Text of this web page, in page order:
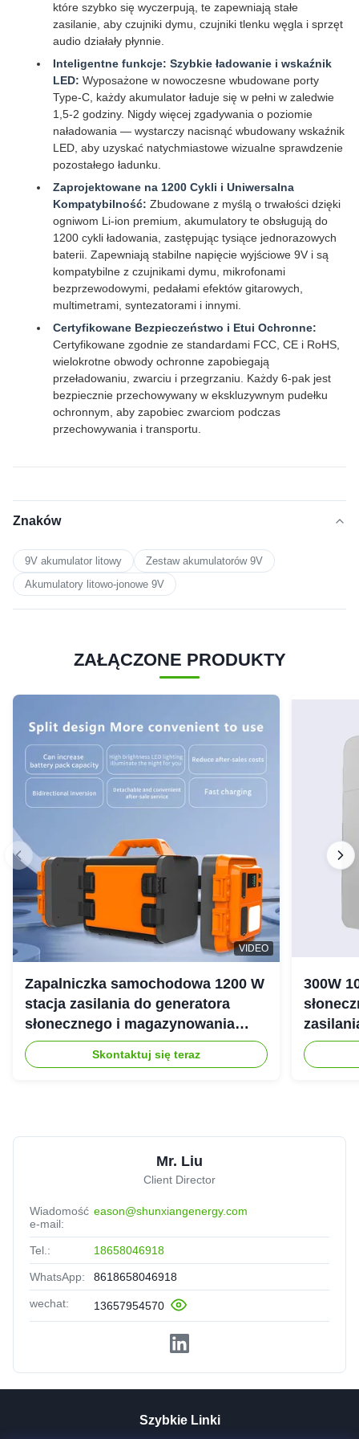
które szybko się wyczerpują, te zapewniają stałe
zasilanie, aby czujniki dymu, czujniki tlenku węgla i sprzęt
audio działały płynnie.
Inteligentne funkcje: Szybkie ładowanie i wskaźnik
LED: Wyposażone w nowoczesne wbudowane porty
Type-C, każdy akumulator ładuje się w pełni w zaledwie
1,5-2 godziny. Nigdy więcej zgadywania o poziomie
naładowania — wystarczy nacisnąć wbudowany wskaźnik
LED, aby uzyskać natychmiastowe wizualne sprawdzenie
pozostałego ładunku.
Zaprojektowane na 1200 Cykli i Uniwersalna
Kompatybilność: Zbudowane z myślą o trwałości dzięki
ogniwom Li-ion premium, akumulatory te obsługują do
1200 cykli ładowania, zastępując tysiące jednorazowych
baterii. Zapewniają stabilne napięcie wyjściowe 9V i są
kompatybilne z czujnikami dymu, mikrofonami
bezprzewodowymi, pedałami efektów gitarowych,
multimetrami, syntezatorami i innymi.
Certyfikowane Bezpieczeństwo i Etui Ochronne:
Certyfikowane zgodnie ze standardami FCC, CE i RoHS,
wielokrotne obwody ochronne zapobiegają
przeładowaniu, zwarciu i przegrzaniu. Każdy 6-pak jest
bezpiecznie przechowywany w ekskluzywnym pudełku
ochronnym, aby zapobiec zwarciom podczas
przechowywania i transportu.
Znaków
9V akumulator litowy
Zestaw akumulatorów 9V
Akumulatory litowo-jonowe 9V
ZAŁĄCZONE PRODUKTY
VIDEO
Zapalniczka samochodowa 1200 W
stacja zasilania do generatora
słonecznego i magazynowania
energii
Skontaktuj się teraz
300W
Mr. Liu
Client Director
Wiadomość
e-mail:
eason@shunxiangenergy.com
Tel.: 18658046918
WhatsApp: 8618658046918
wechat: 13657954570
Szybkie Linki